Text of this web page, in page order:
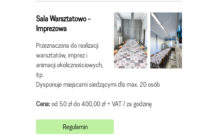
Sala Warsztatowo -
Imprezowa
Przeznaczona do realizacji
warsztatów, imprez i
animacji okolicznościowych,
itp.
Dysponuje miejscami siedzącymi dla max. 20 osób
Cena:od 50 zł do 400,00 zł + VAT / za godzinę
Regulamin